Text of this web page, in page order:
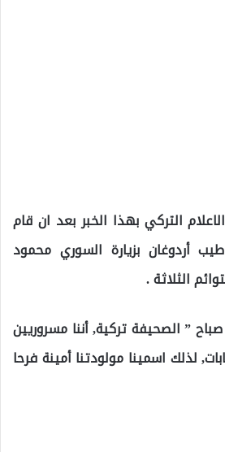
التركي بهذا الخبر بعد ان قام
أردوغان بزيارة السوري محمود
الثلاثة .
” الصحيفة تركية, أننا مسروريين
لذلك اسمينا مولودتنا أمينة فرحا